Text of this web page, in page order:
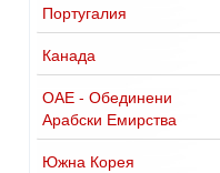
Португалия
Канада
ОАЕ - Обединени
Арабски Емирства
Южна Корея